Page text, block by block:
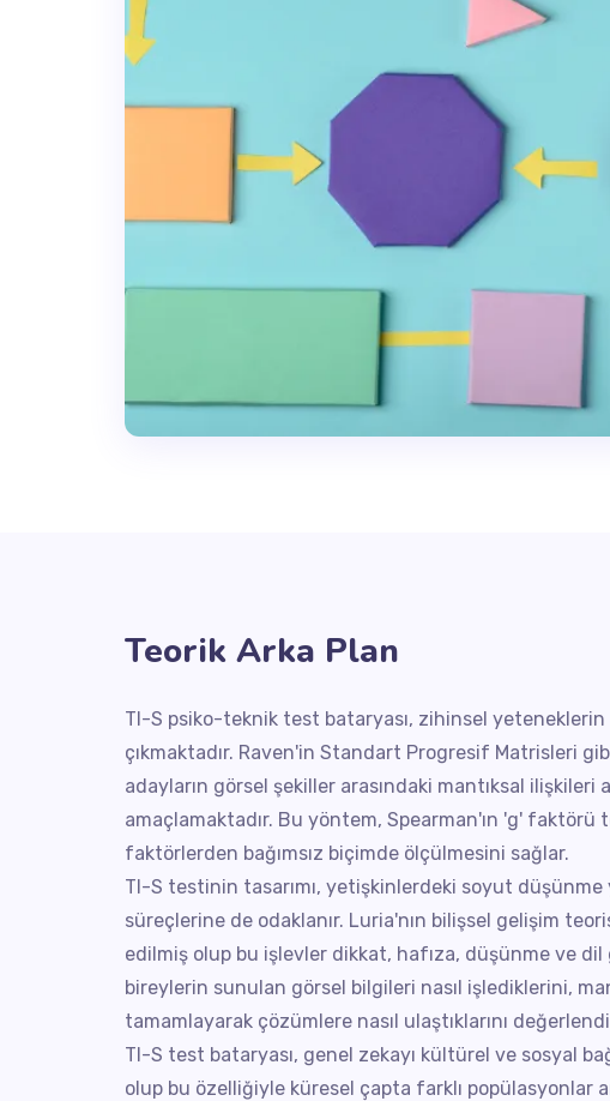
Teorik Arka Plan
TI-S psiko-teknik test bataryası, zihinsel
çıkmaktadır. Raven'in Standart Progresif Matrisleri
adayların görsel şekiller arasındaki mantıksal
amaçlamaktadır. Bu yöntem, Spearman'ın 'g'
faktörlerden bağımsız biçimde ölçülmesini sağlar.
TI-S testinin tasarımı, yetişkinlerdeki soyut
süreçlerine de odaklanır. Luria'nın bilişsel gelişim
edilmiş olup bu işlevler dikkat, hafıza, düşünme ve
bireylerin sunulan görsel bilgileri nasıl işlediklerini,
tamamlayarak çözümlere nasıl ulaştıklarını
TI-S test bataryası, genel zekayı kültürel ve sosyal
olup bu özelliğiyle küresel çapta farklı popülasyonlar